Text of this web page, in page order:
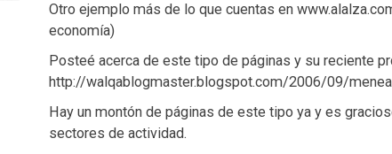
Otro ejemplo más de lo que cuentas en
economía)
Posteé acerca de este tipo de páginas y su reciente
http://walqablogmaster.blogspot.com/2006/09/
Hay un montón de páginas de este tipo ya y es
sectores de actividad.